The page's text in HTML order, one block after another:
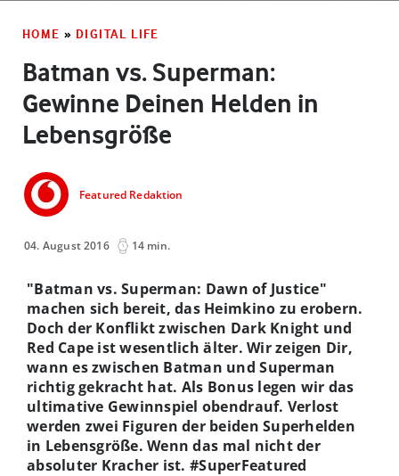
HOME » DIGITAL LIFE
Batman vs. Superman:
Gewinne Deinen Helden in
Lebensgröße
Featured Redaktion
04. August 2016 14 min.
"Batman vs. Superman: Dawn of Justice"
machen sich bereit, das Heimkino zu erobern.
Doch der Konflikt zwischen Dark Knight und
Red Cape ist wesentlich älter. Wir zeigen Dir,
wann es zwischen Batman und Superman
richtig gekracht hat. Als Bonus legen wir das
ultimative Gewinnspiel obendrauf. Verlost
werden zwei Figuren der beiden Superhelden
in Lebensgröße. Wenn das mal nicht der
absoluter Kracher ist. #SuperFeatured